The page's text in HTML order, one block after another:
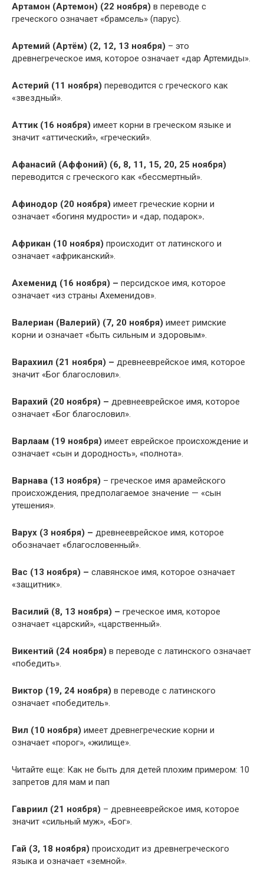
Артамон (Артемон) (22 ноября) в переводе с
греческого означает «брамсель» (парус).
Артемий (Артём) (2, 12, 13 ноября) – это
древнегреческое имя, которое означает «дар Артемиды».
Астерий (11 ноября) переводится с греческого как
«звездный».
Аттик (16 ноября) имеет корни в греческом языке и
значит «аттический», «греческий».
Афанасий (Аффоний) (6, 8, 11, 15, 20, 25 ноября)
переводится с греческого как «бессмертный».
Афинодор (20 ноября) имеет греческие корни и
означает «богиня мудрости» и «дар, подарок».
Африкан (10 ноября) происходит от латинского и
означает «африканский».
Ахеменид (16 ноября) – персидское имя, которое
означает «из страны Ахеменидов».
Валериан (Валерий) (7, 20 ноября) имеет римские
корни и означает «быть сильным и здоровым».
Варахиил (21 ноября) – древнееврейское имя, которое
значит «Бог благословил».
Варахий (20 ноября) – древнееврейское имя, которое
означает «Бог благословил».
Варлаам (19 ноября) имеет еврейское происхождение и
означает «сын и дородность», «полнота».
Варнава (13 ноября) – греческое имя арамейского
происхождения, предполагаемое значение — «сын
утешения».
Варух (3 ноября) – древнееврейское имя, которое
обозначает «благословенный».
Вас (13 ноября) – славянское имя, которое означает
«защитник».
Василий (8, 13 ноября) – греческое имя, которое
означает «царский», «царственный».
Викентий (24 ноября) в переводе с латинского означает
«победить».
Виктор (19, 24 ноября) в переводе с латинского
означает «победитель».
Вил (10 ноября) имеет древнегреческие корни и
означает «порог», «жилище».
Читайте еще: Как не быть для детей плохим примером: 10
запретов для мам и пап
Гавриил (21 ноября) – древнееврейское имя, которое
значит «сильный муж», «Бог».
Гай (3, 18 ноября) происходит из древнегреческого
языка и означает «земной».